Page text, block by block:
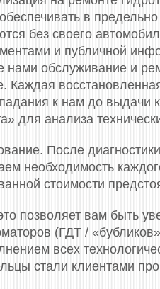
в
без своего
и публичной
нами обслуживание и
Каждая
к нам до выдачи
для анализа
После
необходимость
стоимости
позволяет вам быть
(ГДТ /
всех
стали клиентами